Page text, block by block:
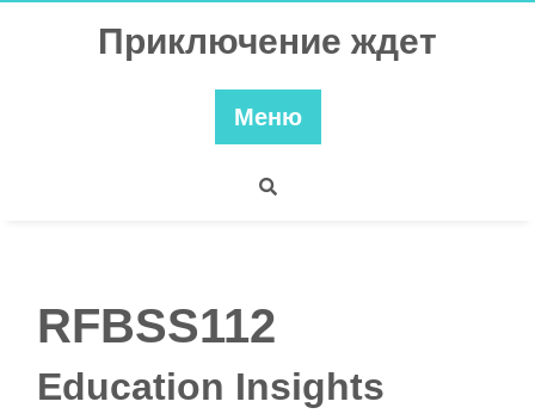
Приключение ждет
Меню
RFBSS112
Education Insights